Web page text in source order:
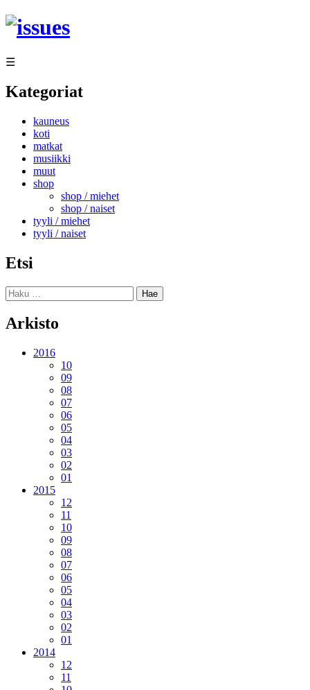
Siirry
sisältöön
☰
Kategoriat
kauneus
koti
matkat
musiikki
muut
shop
shop / miehet
shop / naiset
tyyli / miehet
tyyli / naiset
Etsi
Haku:
Arkisto
2016
10
09
08
07
06
05
04
03
02
01
2015
12
11
10
09
08
07
06
05
04
03
02
01
2014
12
11